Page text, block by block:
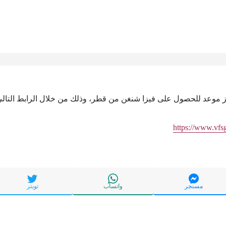
موعد للحصول على فيزا شنغن من قطر، وذلك من خلال الرابط
https://
مسنجر واتساب تويتر